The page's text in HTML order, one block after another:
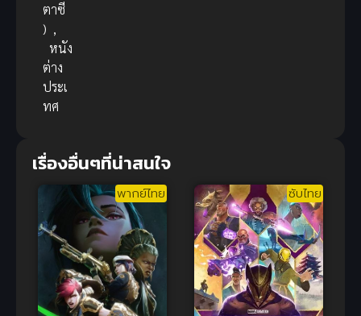
ตาซี
) ,
หนัง
ต่าง
ประเ
ทศ
เรื่องอื่นๆที่น่าสนใจ
พากย์ไทย ซับไทย